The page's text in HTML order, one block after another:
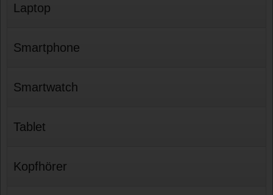
Laptop
Smartphone
Smartwatch
Tablet
Kopfhörer